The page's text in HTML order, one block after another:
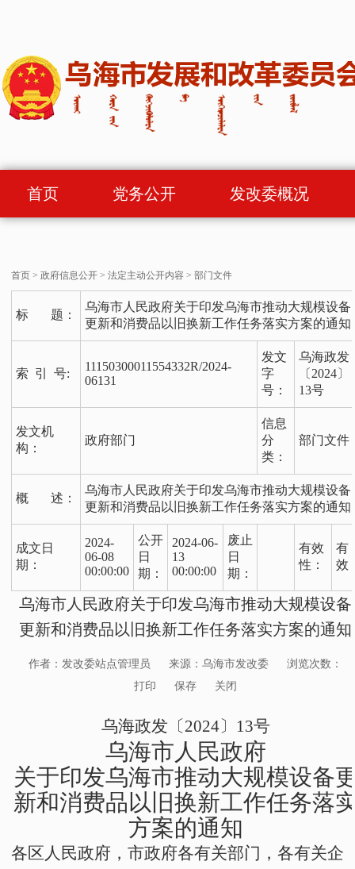
首页 党务公开 发改委概况
首页 >政府信息公开 >法定主动公开内容 >部门文件
标 题：
乌海市人民政府关于印发乌海市推动大规模设备
更新和消费品以旧换新工作任务落实方案的通知
索 引 号:
11150300011554332R/2024-
06131
发文
字
号：
乌海政发
〔2024〕
13号
发文机
构：
政府部门
信息
分
类：
部门文件
概 述：
乌海市人民政府关于印发乌海市推动大规模设备
更新和消费品以旧换新工作任务落实方案的通知
成文日
期：
2024-
06-08
00:00:00
公开
日
期：
2024-06-
13
00:00:00
废止
日
期：
有效
性：
有
效
乌海市人民政府关于印发乌海市推动大规模设备
更新和消费品以旧换新工作任务落实方案的通知
作者：发改委站点管理员 来源：乌海市发改委
浏览次数：
打印
保存 关闭
乌海政发〔2024〕 13号
乌海市人民政府
关于印发乌海市推动大规模设备
新和消费品以旧换新工作任务落
方案的通知
各区人民政府，市政府各有关部门，各有关企